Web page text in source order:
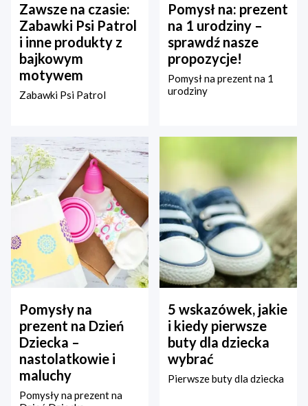
Zawsze na czasie:
Zabawki Psi Patrol
i inne produkty z
bajkowym
motywem
Zabawki Psi Patrol
Pomysł na: prezent
na 1 urodziny –
sprawdź nasze
propozycje!
Pomysł na prezent na 1
urodziny
Pomysły na
prezent na Dzień
Dziecka –
nastolatkowie i
maluchy
Pomysły na prezent na
5 wskazówek, jakie
i kiedy pierwsze
buty dla dziecka
wybrać
Pierwsze buty dla dziecka